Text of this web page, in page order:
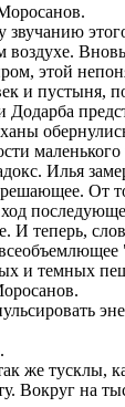
воздухе.
этой
и пустыня,
Илья
От
ход
И теперь,
и темных
же тусклы,
Вокруг на